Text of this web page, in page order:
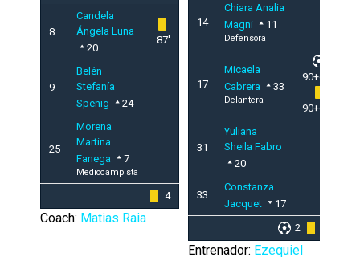
8
Candela
Ángela Luna
20
87'
9
Belén
Stefanía
Spenig
24
25
Morena
Martina
Fanega
7
Mediocampista
4
Coach: Matias Raia
14
Chiara Analia
Magni
11
Defensora
17
Micaela
Cabrera
33
Delantera
90+6'
90+6'
31
Yuliana
Sheila Fabro
20
33
Constanza
Jacquet
17
2
Entrenador: Ezequiel